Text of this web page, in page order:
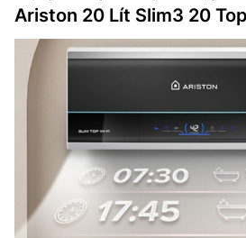
Ariston 20 Lít Slim3 20